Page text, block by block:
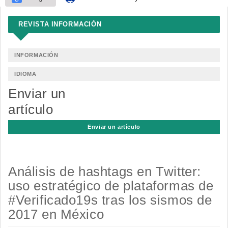
REVISTA INFORMACIÓN
INFORMACIÓN
IDIOMA
Enviar un
artículo
Enviar un artículo
Análisis de hashtags en Twitter:
uso estratégico de plataformas de
#Verificado19s tras los sismos de
2017 en México